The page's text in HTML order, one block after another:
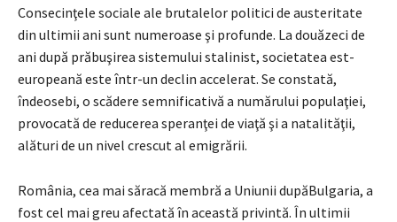
Consecinţele sociale ale brutalelor politici de austeritate
din ultimii ani sunt numeroase şi profunde. La douăzeci de
ani după prăbuşirea sistemului stalinist, societatea est-
europeană este într-un declin accelerat. Se constată,
îndeosebi, o scădere semnificativă a numărului populaţiei,
provocată de reducerea speranţei de viaţă şi a natalităţii,
alături de un nivel crescut al emigrării.
România, cea mai săracă membră a Uniunii dupăBulgaria, a
fost cel mai greu afectată în această privintă. În ultimii